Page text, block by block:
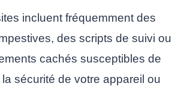
incluent fréquemment des
des scripts de suivi ou
cachés susceptibles de
sécurité de votre appareil ou